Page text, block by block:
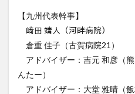
【九州代表幹事】
﨑田 靖人（河畔病院）
倉重 佳子（古賀病院21）
アドバイザー：吉元 和彦（
んたー）
アドバイザー：大堂 雅晴（飯